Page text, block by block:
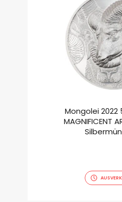
Mongolei 2022
MAGNIFICENT